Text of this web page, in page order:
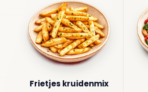
Frietjes kruidenmix